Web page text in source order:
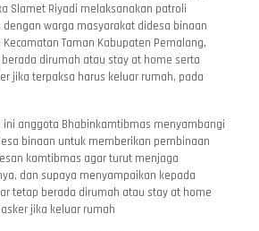
Slamet Riyadi melaksanakan patroli
warga masyarakat didesa binaan
Taman Kabupaten Pemalang,
dirumah atau stay at home serta
jika terpaksa harus keluar rumah, pada
ini anggota Bhabinkamtibmas menyambangi
binaan untuk memberikan pembinaan
kamtibmas agar turut menjaga
dan supaya menyampaikan kepada
tetap berada dirumah atau stay at home
jika keluar rumah